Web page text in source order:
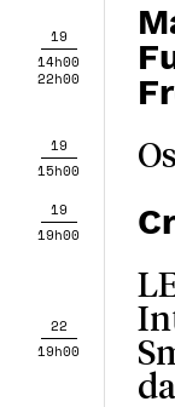
19
14h00
22h00
19
15h00
19
19h00
22
19h00